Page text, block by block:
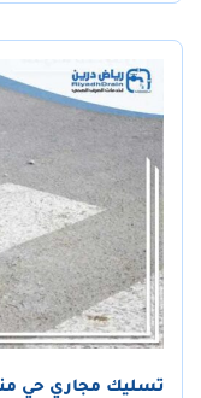
تسليك مجاري حي